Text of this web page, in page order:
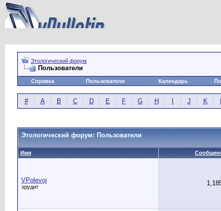
Этологический форум
Пользователи
Справка Пользователи Календарь
# A B C D E F G H J K
Этологический форум: Пользователи
Имя
VPolevoj
эрудит